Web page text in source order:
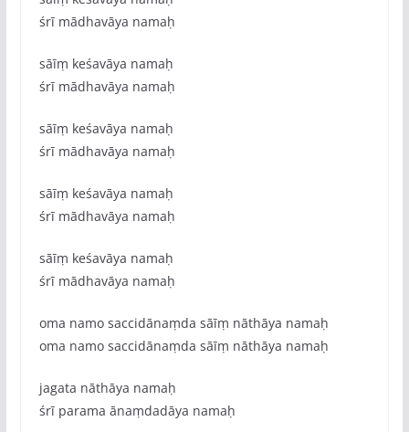
śrī mādhavāya namaḥ
sāīṃ keśavāya namaḥ
śrī mādhavāya namaḥ
sāīṃ keśavāya namaḥ
śrī mādhavāya namaḥ
sāīṃ keśavāya namaḥ
śrī mādhavāya namaḥ
sāīṃ keśavāya namaḥ
śrī mādhavāya namaḥ
oma namo saccidānaṃda sāīṃ nāthāya namaḥ
oma namo saccidānaṃda sāīṃ nāthāya namaḥ
jagata nāthāya namaḥ
śrī parama ānaṃdadāya namaḥ